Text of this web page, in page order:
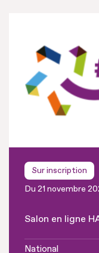
Sur inscription
Du 21 novembre
Salon en ligne
National